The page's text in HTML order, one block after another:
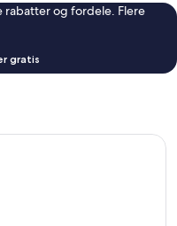
og fordele. Flere
gratis